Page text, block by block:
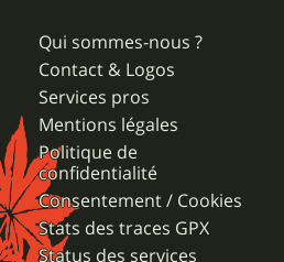
Qui sommes-nous ?
Contact & Logos
Services pros
Mentions légales
Politique de
confidentialité
Consentement / Cookies
Stats des traces GPX
Status des services